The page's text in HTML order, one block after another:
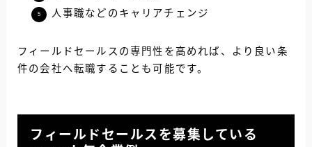
人事職などのキャリアチェンジ
フィールドセールスの専門性を高めれば、より良い条
件の会社へ転職することも可能です。
フィールドセールスを募集している